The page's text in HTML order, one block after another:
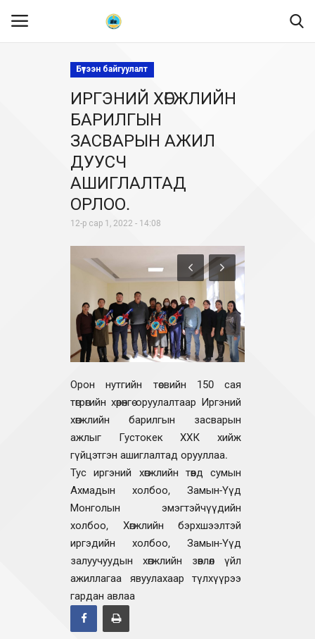
Танилцуулга
МЭДЭЭЛЭЛ
Хууль эрх зүй
Ил тод байдал
Бодлого төлөвлөлт
Бүтээн байгуулалт
ИРГЭНИЙ ХӨГЖЛИЙН
БАРИЛГЫН
ЗАСВАРЫН АЖИЛ
ДУУСЧ
АШИГЛАЛТАД
ОРЛОО.
12-р сар 1, 2022 - 14:08
Орон нутгийн төсвийн 150 сая
төгрөгийн хөрөнгө оруулалтаар Иргэний
хөгжлийн барилгын засварын
ажлыг Густокек ХХК хийж
гүйцэтгэн ашиглалтад орууллаа.
Тус иргэний хөгжлийн төвд сумын
Ахмадын холбоо, Замын-Үүд
Монголын эмэгтэйчүүдийн
холбоо, Хөгжлийн бэрхшээлтэй
иргэдийн холбоо, Замын-Үүд
залуучуудын хөгжлийн зөвлөл үйл
ажиллагаа явуулахаар түлхүүрээ
гардан авлаа